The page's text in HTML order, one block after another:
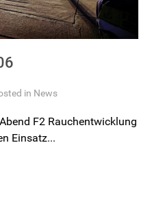
in News
F2 Rauchentwicklung
Einsatz...